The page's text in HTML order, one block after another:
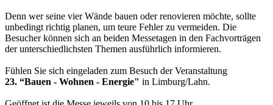
Denn wer seine vier Wände bauen oder renovieren möchte, sollte
unbedingt richtig planen, um teure Fehler zu vermeiden. Die
Besucher können sich an beiden Messetagen in den Fachvorträgen
der unterschiedlichsten Themen ausführlich informieren.
Fühlen Sie sich eingeladen zum Besuch der Veranstaltung
23. “Bauen - Wohnen - Energie" in Limburg/Lahn.